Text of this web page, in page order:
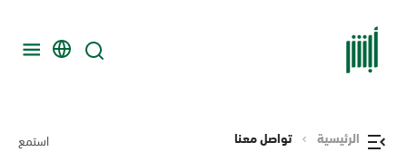
الرئيسية تواصل معنا استمع